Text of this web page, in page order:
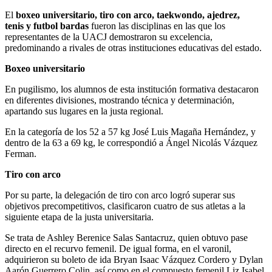
El boxeo universitario, tiro con arco, taekwondo, ajedrez,
tenis y futbol bardas fueron las disciplinas en las que los
representantes de la UACJ demostraron su excelencia,
predominando a rivales de otras instituciones educativas del estado.
Boxeo universitario
En pugilismo, los alumnos de esta institución formativa destacaron
en diferentes divisiones, mostrando técnica y determinación,
apartando sus lugares en la justa regional.
En la categoría de los 52 a 57 kg José Luis Magaña Hernández, y
dentro de la 63 a 69 kg, le correspondió a Ángel Nicolás Vázquez
Ferman.
Tiro con arco
Por su parte, la delegación de tiro con arco logró superar sus
objetivos precompetitivos, clasificaron cuatro de sus atletas a la
siguiente etapa de la justa universitaria.
Se trata de Ashley Berenice Salas Santacruz, quien obtuvo pase
directo en el recurvo femenil. De igual forma, en el varonil,
adquirieron su boleto de ida Bryan Isaac Vázquez Cordero y Dylan